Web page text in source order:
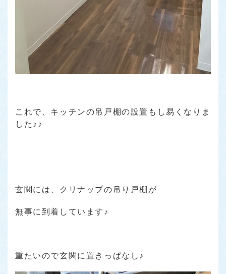
これで、キッチンの吊戸棚の設置もし易くなりま
した♪♪
玄関には、クリナップの吊り戸棚が
無事に到着しています♪
重たいので玄関に置きっぱなし♪